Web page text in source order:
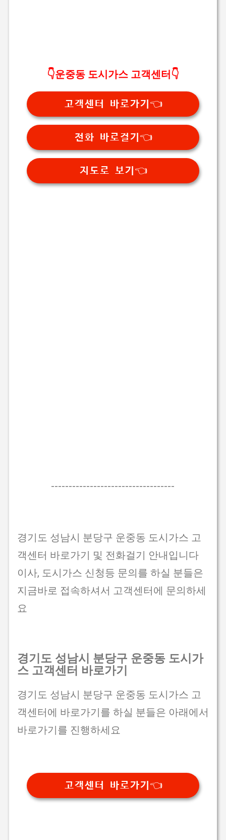
👇운중동 도시가스 고객센터👇
고객센터 바로가기👈
전화 바로걸기👈
지도로 보기👈
-----------------------------------
경기도 성남시 분당구 운중동 도시가스 고
객센터 바로가기 및 전화걸기 안내입니다
이사, 도시가스 신청등 문의를 하실 분들은
지금바로 접속하셔서 고객센터에 문의하세
요
경기도 성남시 분당구 운중동 도시가
스 고객센터 바로가기
경기도 성남시 분당구 운중동 도시가스 고
객센터에 바로가기를 하실 분들은 아래에서
바로가기를 진행하세요
고객센터 바로가기👈